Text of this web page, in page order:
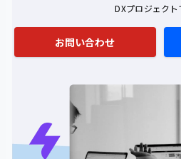
ecforce data
データ統合 / データ分
新規ブランド立ち上げ
グ支援 / デジタルツー
Commerce DX for Enterprise
導入事例一覧
導入企業一覧
ナレッジ資料一覧
施策事例一覧
イベント・セミ
DXプロジェクト
お問い合わせ